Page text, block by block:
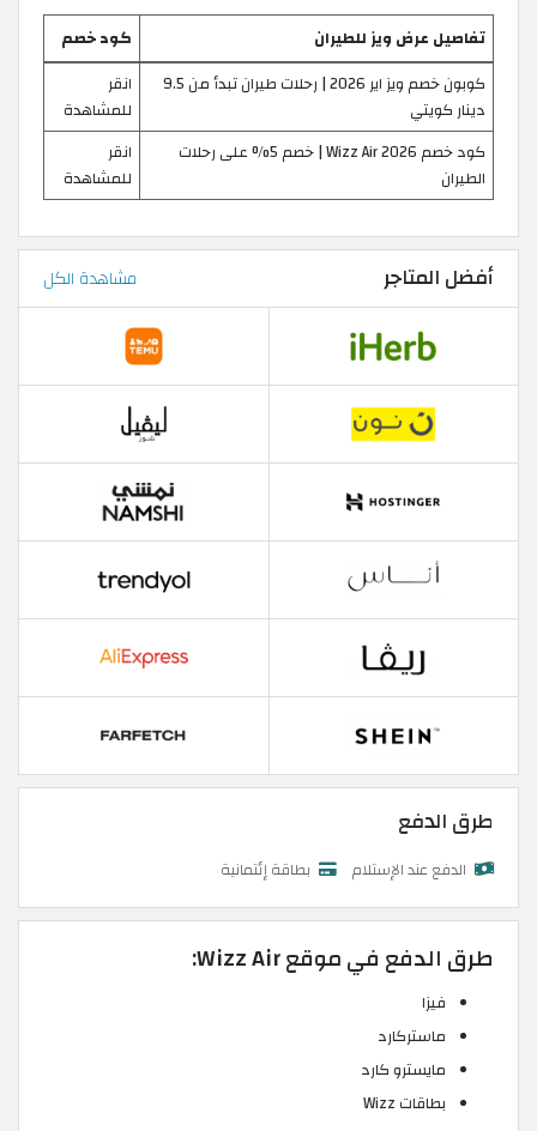
تفاصيل عرض ويز للطيران
كود خصم
كوبون خصم ويز اير 2026 | رحلات طيران تبدأ من 9.5
دينار كويتي
انقر
للمشاهدة
كود خصم Wizz Air 2026 | خصم 5% على رحلات
الطيران
انقر
للمشاهدة
أفضل المتاجر مشاهدة الكل
طرق الدفع
الدفع عند الإستلام بطاقة إئتمانية
طرق الدفع في موقع Wizz Air:
فيزا
ماستركارد
مايسترو كارد
بطاقات Wizz